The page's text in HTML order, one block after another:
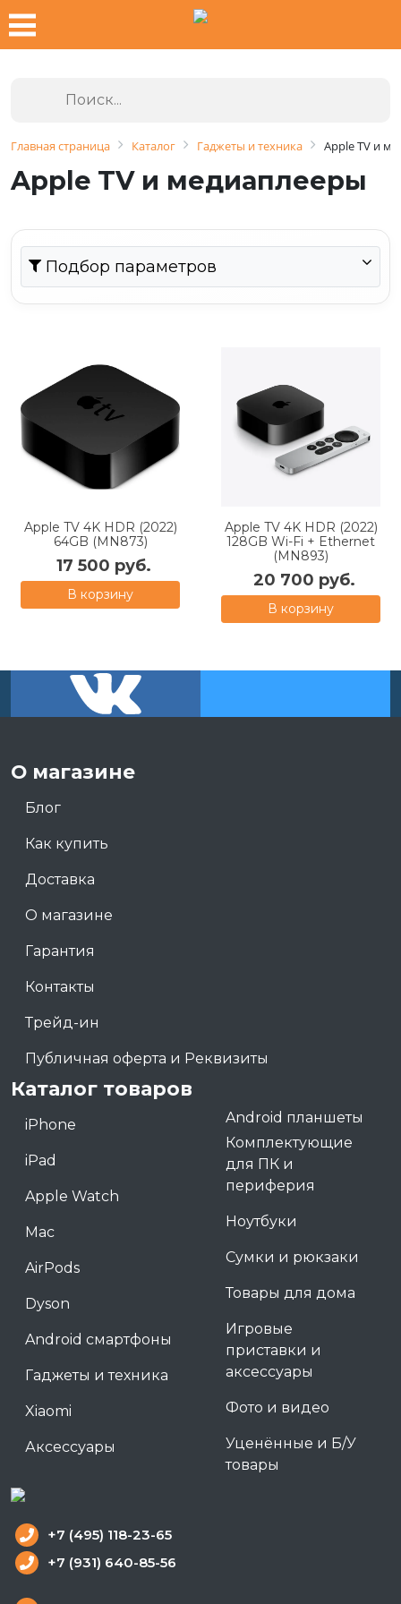
Главная страница Каталог Гаджеты и техника Apple TV и
Apple TV и медиаплееры
Подбор параметров
Apple TV 4K HDR (2022)
64GB (MN873)
17 500 руб.
В корзину
Apple TV 4K HDR (2022)
128GB Wi-Fi + Ethernet
(MN893)
20 700 руб.
В корзину
О магазине
Блог
Как купить
Доставка
О магазине
Гарантия
Контакты
Трейд-ин
Публичная оферта и Реквизиты
Каталог товаров
iPhone
iPad
Apple Watch
Mac
AirPods
Dyson
Android смартфоны
Гаджеты и техника
Xiaomi
Аксессуары
Android планшеты
Комплектующие
для ПК и
периферия
Ноутбуки
Сумки и рюкзаки
Товары для дома
Игровые
приставки и
аксессуары
Фото и видео
Уценённые и Б/У
товары
+7 (495) 118-23-65
+7 (931) 640-85-56